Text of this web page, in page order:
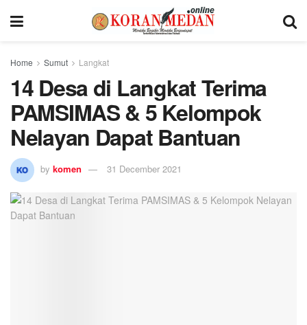
Home Sumut Langkat
14 Desa di Langkat Terima
PAMSIMAS & 5 Kelompok
Nelayan Dapat Bantuan
by komen 31 December 2021